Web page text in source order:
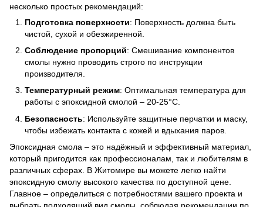
несколько простых рекомендаций:
Подготовка поверхности: Поверхность должна быть
чистой, сухой и обезжиренной.
Соблюдение пропорций: Смешивание компонентов
смолы нужно проводить строго по инструкции
производителя.
Температурный режим: Оптимальная температура для
работы с эпоксидной смолой – 20-25°C.
Безопасность: Используйте защитные перчатки и маску,
чтобы избежать контакта с кожей и вдыхания паров.
Эпоксидная смола – это надёжный и эффективный материал,
который пригодится как профессионалам, так и любителям в
различных сферах. В Житомире вы можете легко найти
эпоксидную смолу высокого качества по доступной цене.
Главное – определиться с потребностями вашего проекта и